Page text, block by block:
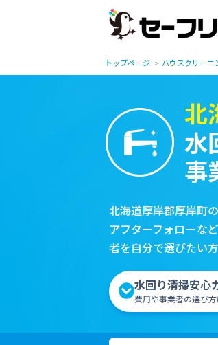
トップページ ハウスクリーニ
北
水
事
北海道厚岸郡厚岸町
アフターフォローな
者を自分で選びたい
水回り清掃安心
費用や事業者の選び